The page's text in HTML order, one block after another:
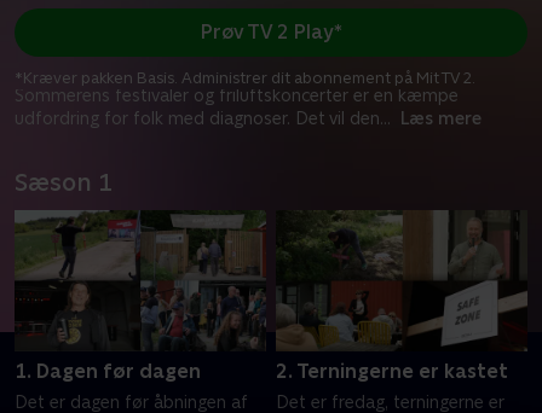
Sommerens festivaler og friluftskoncerter er en kæmpe
udfordring for folk med diagnoser. Det vil den... Læs mere
Prøv TV 2 Play*
*Kræver pakken Basis. Administrer dit abonnement på Mit TV 2.
Sæson 1
1. Dagen før dagen
Det er dagen før åbningen af
2. Terningerne er kastet
Det er fredag, terningerne er